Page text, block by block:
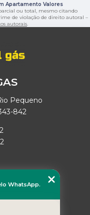
Apartamento Valores
ou total, mesmo citando
de violação de direito autoral –
autorais.
Pequeno
842
WhatsApp.